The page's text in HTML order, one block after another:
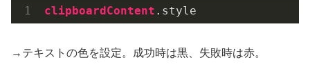
clipboardContent .style
→テキストの色を設定。成功時は黒、失敗時は赤。